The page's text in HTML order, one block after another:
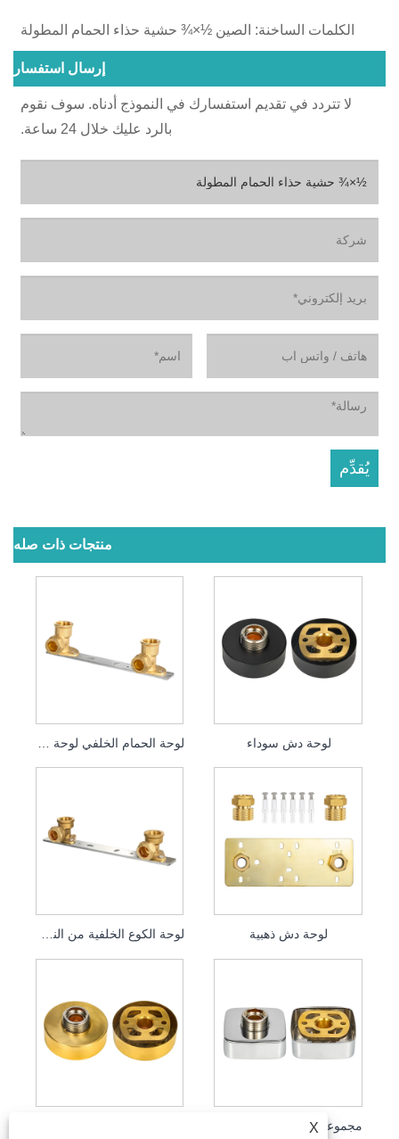
الكلمات الساخنة: الصين ½×¾‌ حشية حذاء الحمام المطولة
إرسال استفسار
لا تتردد في تقديم استفسارك في النموذج أدناه. سوف نقوم
بالرد عليك خلال 24 ساعة.
منتجات ذات صله
لوحة دش سوداء
لوحة الكوع الخلفية من النحاس لوحة دش ذهبية
X